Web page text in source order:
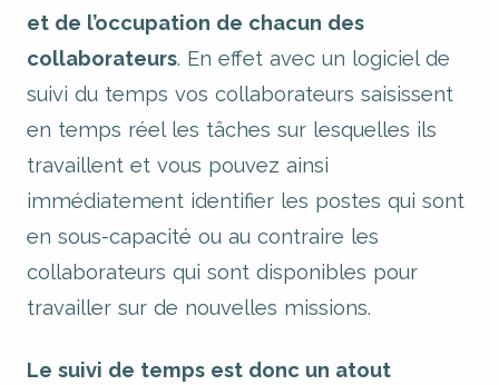
et de l’occupation de chacun des
collaborateurs. En effet avec un logiciel de
suivi du temps vos collaborateurs saisissent
en temps réel les tâches sur lesquelles ils
travaillent et vous pouvez ainsi
immédiatement identifier les postes qui sont
en sous-capacité ou au contraire les
collaborateurs qui sont disponibles pour
travailler sur de nouvelles missions.
Le suivi de temps est donc un atout